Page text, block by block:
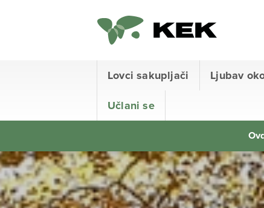
Lovci sakupljači Ljubav
Učlani se